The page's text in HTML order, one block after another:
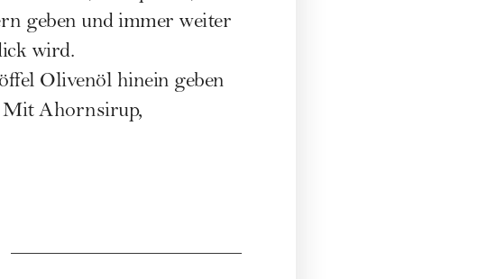
geben und immer weiter
wird.
Olivenöl hinein geben
Mit Ahornsirup,